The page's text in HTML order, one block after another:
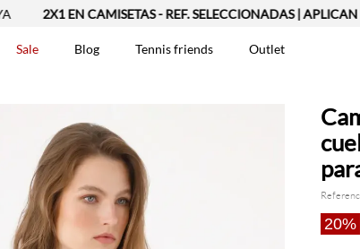
2X1 EN CAMISETAS - REF. SELECCIONADAS | APLICAN TYC
Sale Blog Tennis friends Outlet
20%